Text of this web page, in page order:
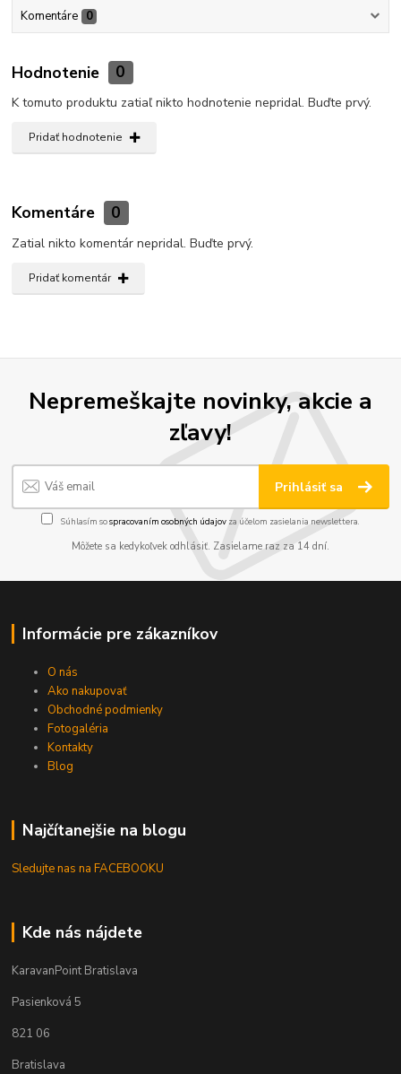
Komentáre 0
Hodnotenie 0
K tomuto produktu zatiaľ nikto hodnotenie nepridal. Buďte prvý.
Pridať hodnotenie
Komentáre 0
Zatial nikto komentár nepridal. Buďte prvý.
Pridať komentár
Nepremeškajte novinky, akcie a
zľavy!
Prihlásiť sa
Súhlasím sospracovaním osobných údajov za účelom zasielania newslettera.
Môžete sa kedykoľvek odhlásiť. Zasielame raz za 14 dní.
Informácie pre zákazníkov
O nás
Ako nakupovať
Obchodné podmienky
Fotogaléria
Kontakty
Blog
Najčítanejšie na blogu
Sledujte nas na FACEBOOKU
Kde nás nájdete
KaravanPoint Bratislava
Pasienková 5
821 06
Bratislava